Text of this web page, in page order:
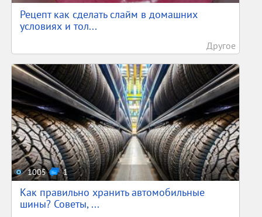
Рецепт как сделать слайм в домашних
условиях и тол...
Другое
1005 1
Как правильно хранить автомобильные
шины? Советы, ...